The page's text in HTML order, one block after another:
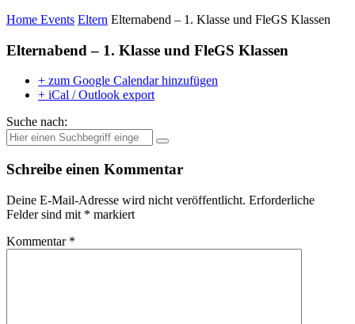
Home Events Eltern Elternabend – 1. Klasse und FleGS Klassen
Elternabend – 1. Klasse und FleGS Klassen
+ zum Google Calendar hinzufügen
+ iCal / Outlook export
Suche nach:
Schreibe einen Kommentar
Deine E-Mail-Adresse wird nicht veröffentlicht. Erforderliche
Felder sind mit * markiert
Kommentar *